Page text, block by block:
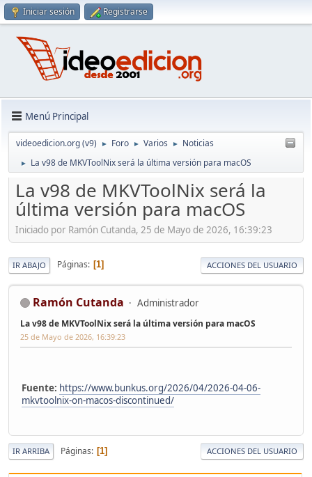
Iniciar sesión Registrarse
Menú Principal
videoedicion.org (v9) ► Foro ► Varios ► Noticias
► La v98 de MKVToolNix será la última versión para macOS
La v98 de MKVToolNix será la
última versión para macOS
Iniciado por Ramón Cutanda, 25 de Mayo de 2026, 16:39:23
IR ABAJO Páginas 1 ACCIONES DEL USUARIO
Ramón Cutanda Administrador
La v98 de MKVToolNix será la última versión para macOS
25 de Mayo de 2026, 16:39:23
Fuente: https://www.bunkus.org/2026/04/2026-04-06-
mkvtoolnix-on-macos-discontinued/
IR ARRIBA Páginas 1 ACCIONES DEL USUARIO